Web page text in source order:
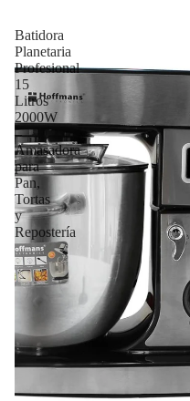
Batidora
Planetaria
Profesional
15
Litros
2000W
–
Amasadora
para
Pan,
Tortas
y
Repostería